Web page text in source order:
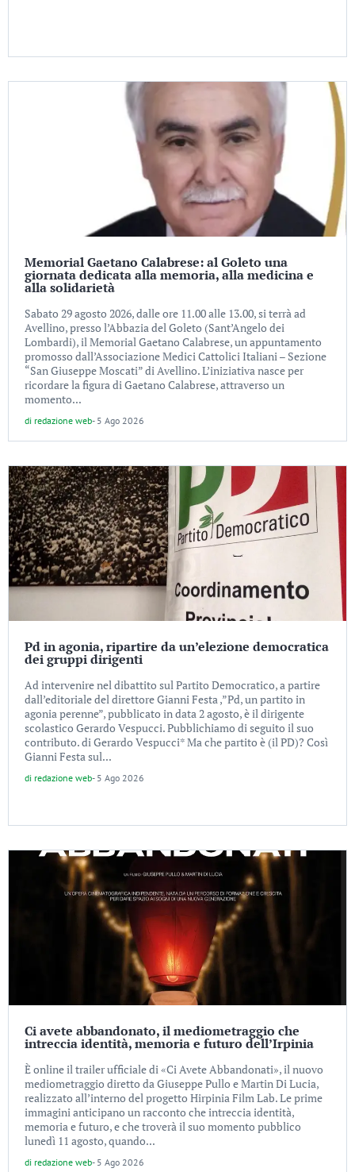
Memorial Gaetano Calabrese: al Goleto una
giornata dedicata alla memoria, alla medicina e
alla solidarietà
Sabato 29 agosto 2026, dalle ore 11.00 alle 13.00, si terrà ad
Avellino, presso l’Abbazia del Goleto (Sant’Angelo dei
Lombardi), il Memorial Gaetano Calabrese, un appuntamento
promosso dall’Associazione Medici Cattolici Italiani – Sezione
“San Giuseppe Moscati” di Avellino. L’iniziativa nasce per
ricordare la figura di Gaetano Calabrese, attraverso un
momento...
di redazione web- 5 Ago 2026
Pd in agonia, ripartire da un’elezione democratica
dei gruppi dirigenti
Ad intervenire nel dibattito sul Partito Democratico, a partire
dall’editoriale del direttore Gianni Festa ,”Pd, un partito in
agonia perenne”, pubblicato in data 2 agosto, è il dirigente
scolastico Gerardo Vespucci. Pubblichiamo di seguito il suo
contributo. di Gerardo Vespucci* Ma che partito è (il PD)? Così
Gianni Festa sul...
di redazione web- 5 Ago 2026
Ci avete abbandonato, il mediometraggio che
intreccia identità, memoria e futuro dell’Irpinia
È online il trailer ufficiale di «Ci Avete Abbandonati», il nuovo
mediometraggio diretto da Giuseppe Pullo e Martin Di Lucia,
realizzato all’interno del progetto Hirpinia Film Lab. Le prime
immagini anticipano un racconto che intreccia identità,
memoria e futuro, e che troverà il suo momento pubblico
lunedì 11 agosto, quando...
di redazione web- 5 Ago 2026